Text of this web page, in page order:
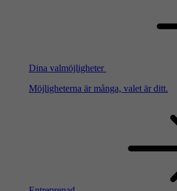
Dina valmöjligheter
Möjligheterna är många, valet är ditt.